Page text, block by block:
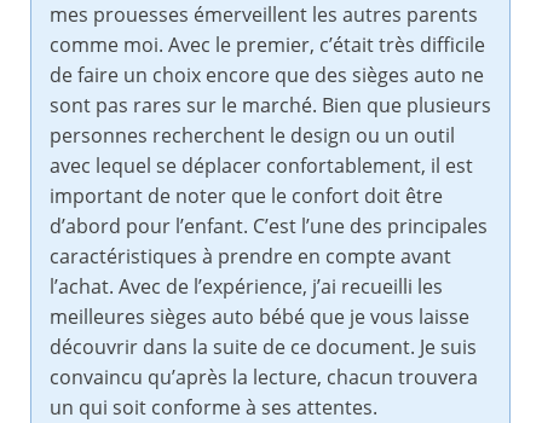
mes prouesses émerveillent les autres parents
comme moi. Avec le premier, c’était très difficile
de faire un choix encore que des sièges auto ne
sont pas rares sur le marché. Bien que plusieurs
personnes recherchent le design ou un outil
avec lequel se déplacer confortablement, il est
important de noter que le confort doit être
d’abord pour l’enfant. C’est l’une des principales
caractéristiques à prendre en compte avant
l’achat. Avec de l’expérience, j’ai recueilli les
meilleures sièges auto bébé que je vous laisse
découvrir dans la suite de ce document. Je suis
convaincu qu’après la lecture, chacun trouvera
un qui soit conforme à ses attentes.